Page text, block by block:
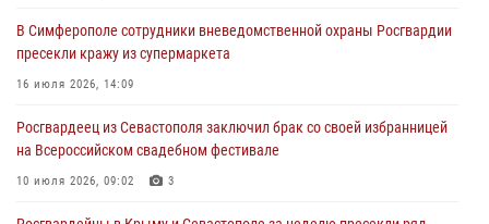
Росгвардейцы оперативно задержали нарушителя на охраняемом
объекте в Севастополе
В Симферополе сотрудники вневедомственной охраны Росгвардии
пресекли кражу из супермаркета
16 июля 2026, 14:09
Росгвардеец из Севастополя заключил брак со своей избранницей
на Всероссийском свадебном фестивале
10 июля 2026, 09:02 3